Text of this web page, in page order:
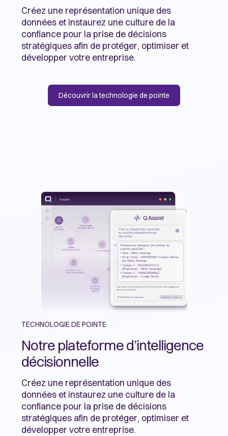
Créez une représentation unique des
données et instaurez une culture de la
confiance pour la prise de décisions
stratégiques afin de protéger, optimiser et
développer votre entreprise.
Découvrir la technologie de pointe
TECHNOLOGIE DE POINTE
Notre plateforme d’intelligence
décisionnelle
Créez une représentation unique des
données et instaurez une culture de la
confiance pour la prise de décisions
stratégiques afin de protéger, optimiser et
développer votre entreprise.